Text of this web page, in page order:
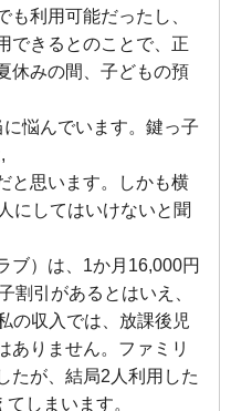
利用可能だったし、
できるとのことで、正
休みの間、子どもの預
悩んでいます。鍵っ子
と思います。しかも横
にしてはいけないと聞
） は、1か月16,000円
割引があるとはいえ、
の収入では、放課後児
ありません。ファミリ
たが、結局2人利用した
しまいます。